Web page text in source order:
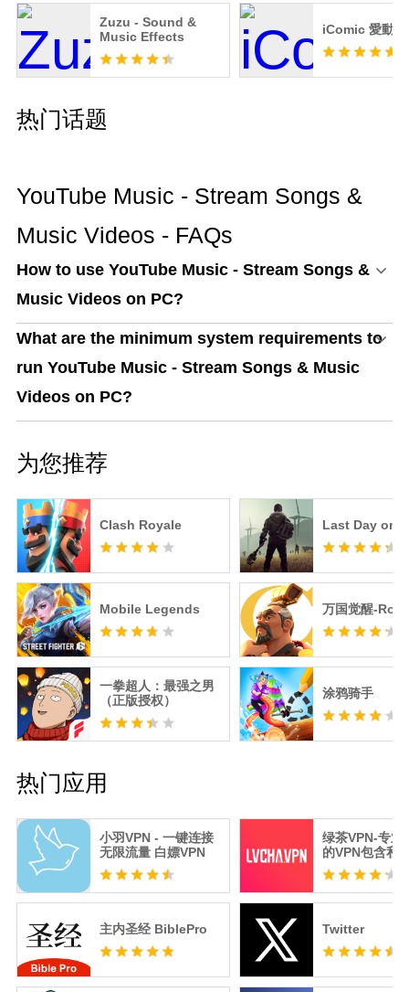
Zuzu - Sound &
Music Effects
iComic 愛動漫
热门话题
YouTube Music - Stream Songs &
Music Videos - FAQs
How to use YouTube Music - Stream Songs &
Music Videos on PC?
What are the minimum system requirements to
run YouTube Music - Stream Songs & Music
Videos on PC?
为您推荐
Clash Royale Last Day on
Mobile Legends 万国觉醒-RoK
一拳超人：最强之男
（正版授权）
涂鸦骑手
热门应用
小羽VPN - 一键连接
无限流量 白嫖VPN
主内圣经 BiblePro
绿茶VPN-专业
的VPN包含私
器
Twitter